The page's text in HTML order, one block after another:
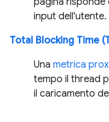
input dell'utente.
Total Blocking Time
Una metrica
tempo il thread
il caricamento